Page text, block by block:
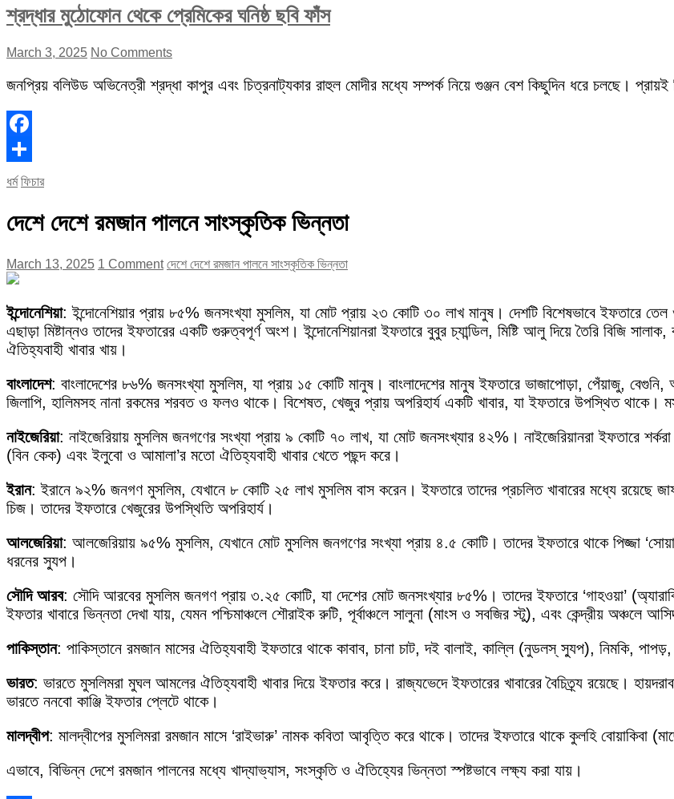
শ্রদ্ধার মুঠোফোন থেকে প্রেমিকের ঘনিষ্ঠ ছবি ফাঁস
March 3, 2025 No Comments
জনপ্রিয় বলিউড অভিনেত্রী শ্রদ্ধা কাপুর এবং চিত্রনাট্যকার রাহুল মোদীর মধ্যে সম্পর্ক নিয়ে গুঞ্জন বেশ কিছুদিন ধরে চলছে।
Facebook
Share
ধর্ম ফিচার
দেশে দেশে রমজান পালনে সাংস্কৃতিক ভিন্নতা
March 13, 2025 1 Comment দেশে দেশে রমজান পালনে সাংস্কৃতিক ভিন্নতা
ইন্দোনেশিয়া: ইন্দোনেশিয়ার প্রায় ৮৫% জনসংখ্যা মুসলিম, যা মোট প্রায় ২৩ কোটি ৩০ লাখ মানুষ। দেশটি বিশেষভাবে ইফতারে
এছাড়া মিষ্টান্নও তাদের ইফতারের একটি গুরুত্বপূর্ণ অংশ। ইন্দোনেশিয়ানরা ইফতারে বুবুর চ্যান্ডিল, মিষ্টি আলু দিয়ে তৈরি বিজি
ঐতিহ্যবাহী খাবার খায়।
বাংলাদেশ: বাংলাদেশের ৮৬% জনসংখ্যা মুসলিম, যা প্রায় ১৫ কোটি মানুষ। বাংলাদেশের মানুষ ইফতারে ভাজাপোড়া, পেঁয়াজু,
জিলাপি, হালিমসহ নানা রকমের শরবত ও ফলও থাকে। বিশেষত, খেজুর প্রায় অপরিহার্য একটি খাবার, যা ইফতারে উপস্থিত
নাইজেরিয়া: নাইজেরিয়ায় মুসলিম জনগণের সংখ্যা প্রায় ৯ কোটি ৭০ লাখ, যা মোট জনসংখ্যার ৪২%। নাইজেরিয়ানরা ইফতারে
(বিন কেক) এবং ইলুবো ও আমালা’র মতো ঐতিহ্যবাহী খাবার খেতে পছন্দ করে।
ইরান: ইরানে ৯২% জনগণ মুসলিম, যেখানে ৮ কোটি ২৫ লাখ মুসলিম বাস করেন। ইফতারে তাদের প্রচলিত খাবারের মধ্যে রয়েছে
চিজ। তাদের ইফতারে খেজুরের উপস্থিতি অপরিহার্য।
আলজেরিয়া: আলজেরিয়ায় ৯৫% মুসলিম, যেখানে মোট মুসলিম জনগণের সংখ্যা প্রায় ৪.৫ কোটি। তাদের ইফতারে থাকে পিজ্জা
ধরনের স্যুপ।
সৌদি আরব: সৌদি আরবের মুসলিম জনগণ প্রায় ৩.২৫ কোটি, যা দেশের মোট জনসংখ্যার ৮৫%। তাদের ইফতারে ‘গাহওয়া’
ইফতার খাবারে ভিন্নতা দেখা যায়, যেমন পশ্চিমাঞ্চলে শৌরাইক রুটি, পূর্বাঞ্চলে সালুনা (মাংস ও সবজির স্টু), এবং কেন্দ্রীয় অঞ্চলে
পাকিস্তান: পাকিস্তানে রমজান মাসের ঐতিহ্যবাহী ইফতারে থাকে কাবাব, চানা চাট, দই বালাই, কাল্লি (নুডলস্ স্যুপ), নিমকি,
ভারত: ভারতে মুসলিমরা মুঘল আমলের ঐতিহ্যবাহী খাবার দিয়ে ইফতার করে। রাজ্যভেদে ইফতারের খাবারের বৈচিত্র্য রয়েছে।
ভারতে ননবো কাঞ্জি ইফতার প্লেটে থাকে।
মালদ্বীপ: মালদ্বীপের মুসলিমরা রমজান মাসে ‘রাইভারু’ নামক কবিতা আবৃত্তি করে থাকে। তাদের ইফতারে থাকে কুলহি বোয়াকিবা
এভাবে, বিভিন্ন দেশে রমজান পালনের মধ্যে খাদ্যাভ্যাস, সংস্কৃতি ও ঐতিহ্যের ভিন্নতা স্পষ্টভাবে লক্ষ্য করা যায়।